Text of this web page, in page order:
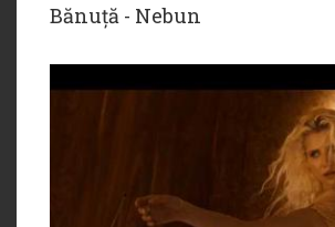
Bănuță - Nebun